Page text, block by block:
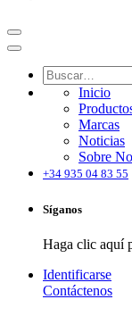
Inicio
Marcas
Noticias
Sobre
+34 935 04 83 55
Síganos
Haga clic aquí
Identificarse
Contáctenos